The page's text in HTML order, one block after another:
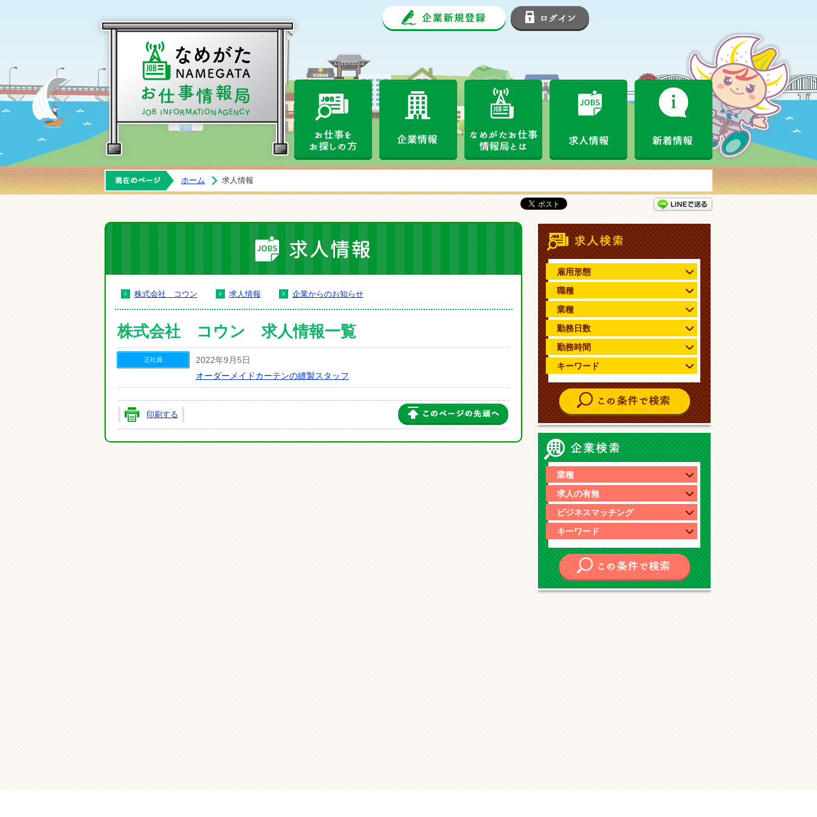
企業新規登録
お仕事をお探しの方 なめがたお仕事情報局とは 新着情報
ホーム 求人情報
求人情報
株式会社 コウン 求人情報 企業からのお知らせ
株式会社 コウン 求人情報一覧
正社員
2022年9月5日
オーダーメイドカーテンの縫製スタッフ
印刷する
このページの先頭へ戻る
雇用形態
職種
業種
勤務日数
勤務時間
キーワード
企業情報検索
業種
求人の有無
ビジネスマッチング
キーワード